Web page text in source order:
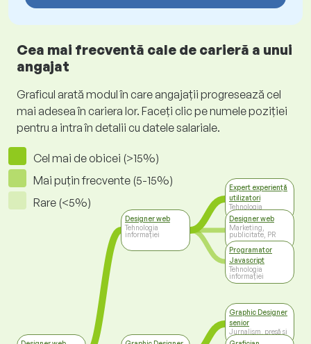
Cea mai frecventă cale de carieră a unui
angajat
Graficul arată modul în care angajații progresează cel
mai adesea în cariera lor. Faceți clic pe numele poziției
pentru a intra în detalii cu datele salariale.
Cel mai de obicei (>15%)
Mai puțin frecvente (5-15%)
Rare (<5%)
Designer web
Tehnologia
informației
Expert experiență
utilizatori
Tehnologia
informației
Designer web
Marketing,
publicitate, PR
Programator
Javascript
Tehnologia
informației
Graphic Designer
senior
Jurnalism, presă și
media